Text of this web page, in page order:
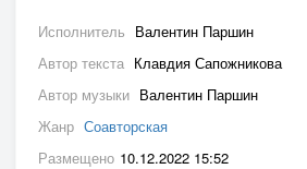
Исполнитель Валентин Паршин
Автор текста Клавдия Сапожникова
Автор музыки Валентин Паршин
Жанр Соавторская
Размещено 10.12.2022 15:52